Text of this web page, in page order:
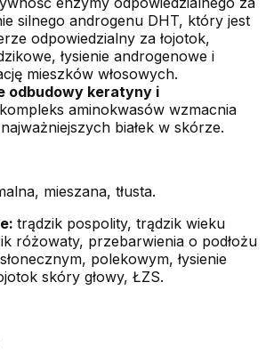
silnego androgenu DHT, który jest
odpowiedzialny za łojotok,
łysienie androgenowe i
mieszków włosowych.
odbudowy keratyny i
kompleks aminokwasów wzmacnia
białek w skórze.
mieszana, tłusta.
trądzik pospolity, trądzik wieku
różowaty, przebarwienia o podłożu
polekowym, łysienie
skóry głowy, ŁZS.